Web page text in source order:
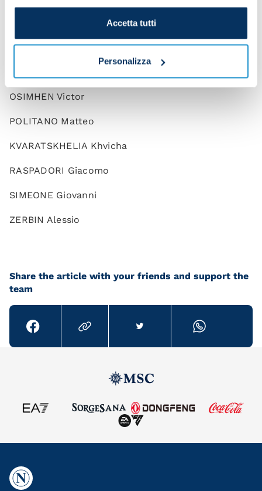
Accetta tutti
Personalizza
LOBOTKA Stanislav
OSIMHEN Victor
POLITANO Matteo
KVARATSKHELIA Khvicha
RASPADORI Giacomo
SIMEONE Giovanni
ZERBIN Alessio
Share the article with your friends and support the
team